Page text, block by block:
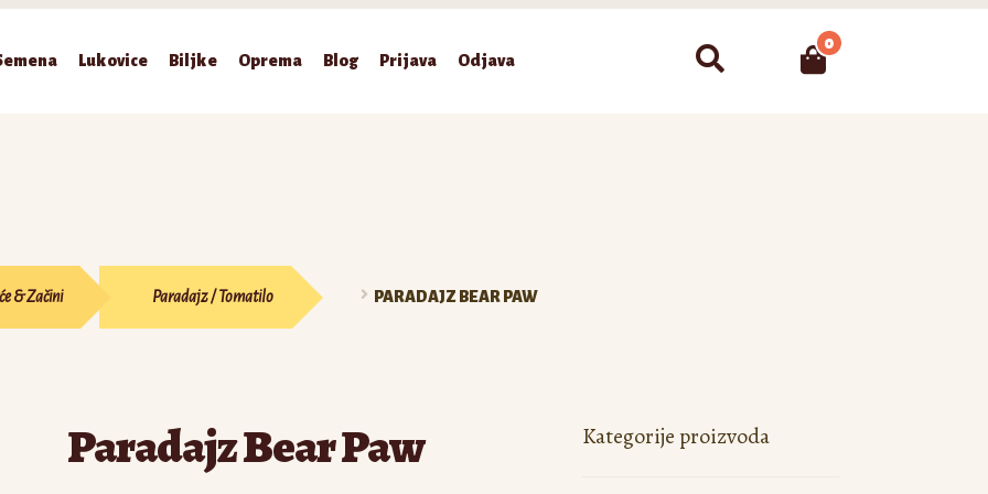
Lukovice Biljke Oprema Blog Prijava
Odjava
Pretraži 0
& Začini Paradajz / Tomatilo PARADAJZ BEAR PAW
Paradajz Bear Paw Kategorije proizvoda